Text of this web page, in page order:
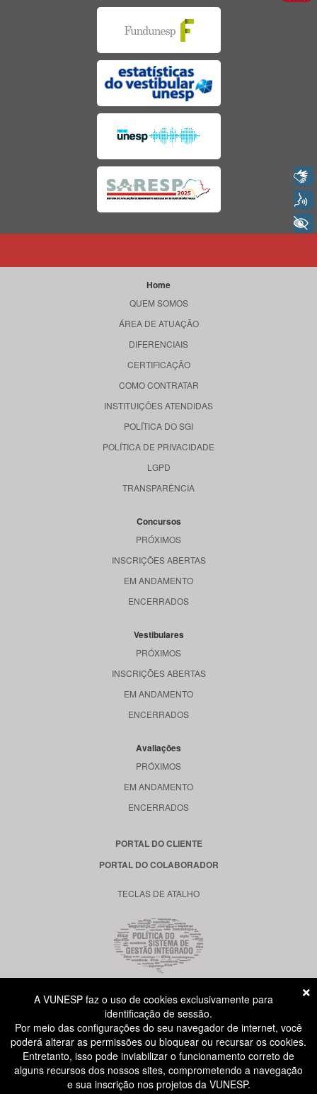
Home
QUEM SOMOS
ÁREA DE ATUAÇÃO
DIFERENCIAIS
CERTIFICAÇÃO
COMO CONTRATAR
INSTITUIÇÕES ATENDIDAS
POLÍTICA DO SGI
POLÍTICA DE PRIVACIDADE
LGPD
TRANSPARÊNCIA
Concursos
PRÓXIMOS
INSCRIÇÕES ABERTAS
EM ANDAMENTO
ENCERRADOS
Vestibulares
PRÓXIMOS
INSCRIÇÕES ABERTAS
EM ANDAMENTO
ENCERRADOS
Avaliações
PRÓXIMOS
EM ANDAMENTO
ENCERRADOS
PORTAL DO CLIENTE
PORTAL DO COLABORADOR
TECLAS DE ATALHO
RUA DONA GERMAINE BURCHARD, 515
ÁGUA BRANCA - SÃO PAULO SP
CEP: 05002-062
ATENDIMENTO AO CANDIDATO
A VUNESP faz o uso de cookies exclusivamente para
identificação de sessão.
Por meio das configurações do seu navegador de internet, você
poderá alterar as permissões ou bloquear ou recursar os cookies.
Entretanto, isso pode inviabilizar o funcionamento correto de
alguns recursos dos nossos sites, comprometendo a navegação
e sua inscrição nos projetos da VUNESP.